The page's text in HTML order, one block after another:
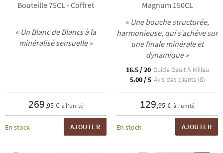
Bouteille 75CL - Coffret
« Un Blanc de Blancs à la
minéralisé sensuelle »
269,95 € à l'unité
En stock AJOUTER
Magnum 150CL
« Une bouche structurée,
harmonieuse, qui s’achève sur
une finale minérale et
dynamique »
16.5 / 20 Guide Gault & Millau
5.00 / 5 Avis des clients (8)
129,95 € à l'unité
En stock AJOUTER